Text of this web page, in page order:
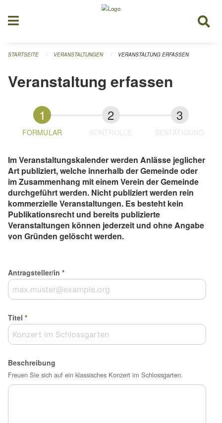
STARTSEITE VERANSTALTUNGEN VERANSTALTUNG ERFASSEN
Veranstaltung erfassen
FORMULAR KONTROLLE BESTÄTIGUNG
Im Veranstaltungskalender werden Anlässe jeglicher
Art publiziert, welche innerhalb der Gemeinde oder
im Zusammenhang mit einem Verein der Gemeinde
durchgeführt werden. Nicht publiziert werden rein
kommerzielle Veranstaltungen. Es besteht kein
Publikationsrecht und bereits publizierte
Veranstaltungen können jederzeit und ohne Angabe
von Gründen gelöscht werden.
Antragsteller/in *
Titel *
Beschreibung
Freuen Sie sich auf ein klassisches Konzert im Schlossgarten.